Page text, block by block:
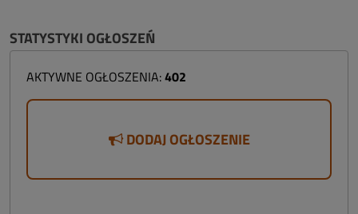
STATYSTYKI OGŁOSZEŃ
AKTYWNE OGŁOSZENIA:402
DODAJ OGŁOSZENIE